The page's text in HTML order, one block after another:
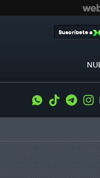
Suscríbete a
WhatsApp
Tiktok